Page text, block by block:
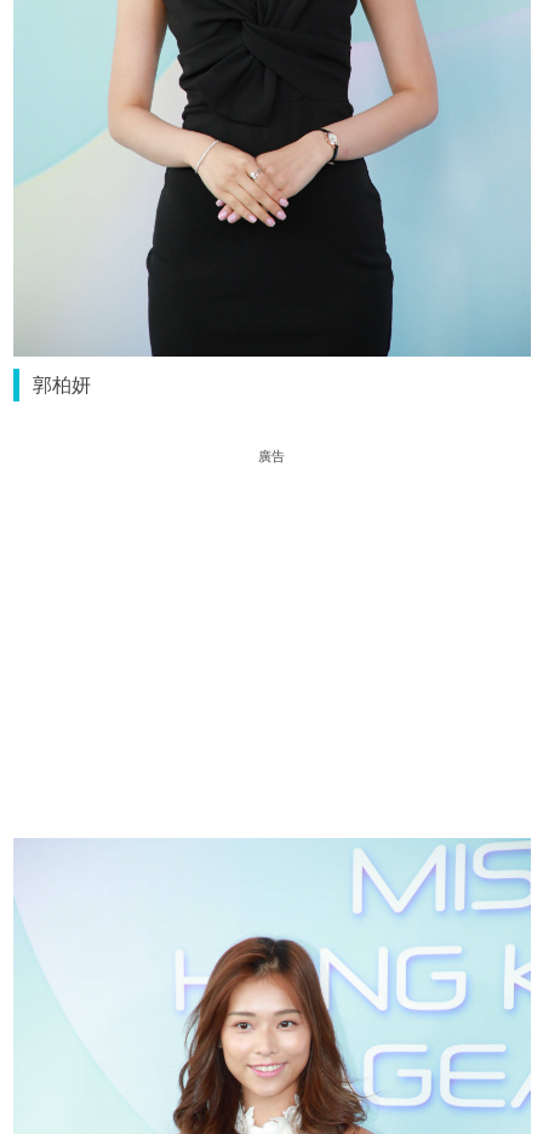
郭柏妍
廣告